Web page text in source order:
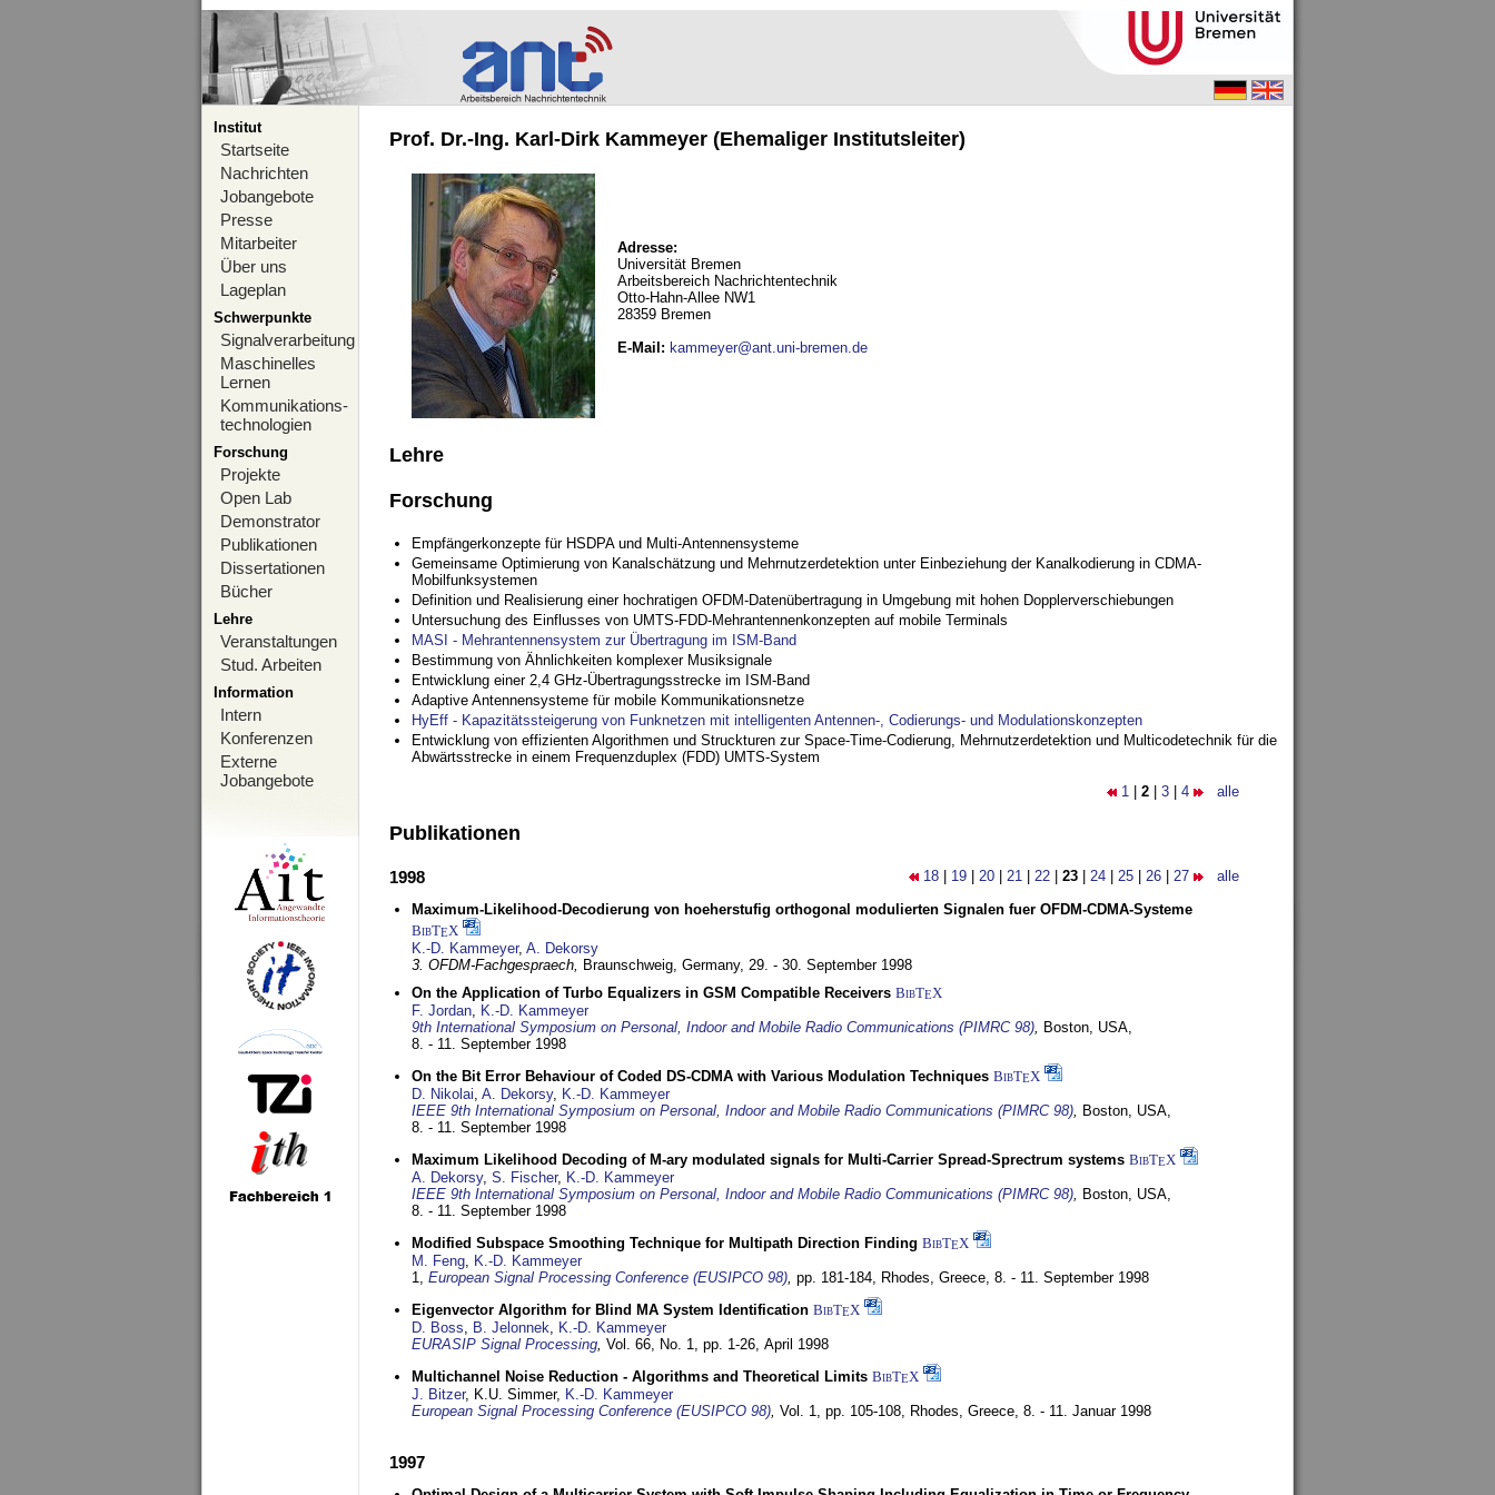
Institut
Startseite
Nachrichten
Jobangebote
Presse
Mitarbeiter
Über uns
Lageplan
Schwerpunkte
Signalverarbeitung
Maschinelles
Lernen
Kommunikations-
technologien
Forschung
Projekte
Open Lab
Demonstrator
Publikationen
Dissertationen
Bücher
Lehre
Veranstaltungen
Stud. Arbeiten
Information
Intern
Konferenzen
Externe
Jobangebote
Prof. Dr.-Ing. Karl-Dirk Kammeyer (Ehemaliger Institutsleiter)
Adresse:
Universität Bremen
Arbeitsbereich Nachrichtentechnik
Otto-Hahn-Allee NW1
28359 Bremen
E-Mail : kammeyer@ant.uni-bremen.de
Lehre
Forschung
Empfängerkonzepte für HSDPA und Multi-Antennensysteme
Gemeinsame Optimierung von Kanalschätzung und Mehrnutzerdetektion unter Einbeziehung der Kanalkodierung in CDMA-
Mobilfunksystemen
Definition und Realisierung einer hochratigen OFDM-Datenübertragung in Umgebung mit hohen Dopplerverschiebungen
Untersuchung des Einflusses von UMTS-FDD-Mehrantennenkonzepten auf mobile Terminals
MASI - Mehrantennensystem zur Übertragung im ISM-Band
Bestimmung von Ähnlichkeiten komplexer Musiksignale
Entwicklung einer 2,4 GHz-Übertragungsstrecke im ISM-Band
Adaptive Antennensysteme für mobile Kommunikationsnetze
HyEff - Kapazitätssteigerung von Funknetzen mit intelligenten Antennen-, Codierungs- und Modulationskonzepten
Entwicklung von effizienten Algorithmen und Struckturen zur Space-Time-Codierung, Mehrnutzerdetektion und Multicodetechnik für die
Abwärtsstrecke in einem Frequenzduplex (FDD) UMTS-System
1 2 3 4 alle
Publikationen
18 19 20 21 22 23 24 25 26 27 alle
1998
Maximum-Likelihood-Decodierung von hoeherstufig orthogonal modulierten Signalen fuer OFDM-CDMA-Systeme
BibTEX
K.-D. Kammeyer, A. Dekorsy
3. OFDM-Fachgespraech, Braunschweig, Germany, 29. - 30. September 1998
On the Application of Turbo Equalizers in GSM Compatible Receivers BibTEX
F. Jordan, K.-D. Kammeyer
9th International Symposium on Personal, Indoor and Mobile Radio Communications (PIMRC 98), Boston, USA,
8. - 11. September 1998
On the Bit Error Behaviour of Coded DS-CDMA with Various Modulation Techniques BibTEX
D. Nikolai, A. Dekorsy, K.-D. Kammeyer
IEEE 9th International Symposium on Personal, Indoor and Mobile Radio Communications (PIMRC 98), Boston, USA,
8. - 11. September 1998
Maximum Likelihood Decoding of M-ary modulated signals for Multi-Carrier Spread-Sprectrum systems BibTEX
A. Dekorsy, S. Fischer, K.-D. Kammeyer
IEEE 9th International Symposium on Personal, Indoor and Mobile Radio Communications (PIMRC 98), Boston, USA,
8. - 11. September 1998
Modified Subspace Smoothing Technique for Multipath Direction Finding BibTEX
M. Feng, K.-D. Kammeyer
1, European Signal Processing Conference (EUSIPCO 98), pp. 181-184, Rhodes, Greece, 8. - 11. September 1998
Eigenvector Algorithm for Blind MA System Identification BibTEX
D. Boss, B. Jelonnek, K.-D. Kammeyer
EURASIP Signal Processing, Vol. 66, No. 1, pp. 1-26, April 1998
Multichannel Noise Reduction - Algorithms and Theoretical Limits BibTEX
J. Bitzer, K.U. Simmer, K.-D. Kammeyer
European Signal Processing Conference (EUSIPCO 98), Vol. 1, pp. 105-108, Rhodes, Greece, 8. - 11. Januar 1998
1997